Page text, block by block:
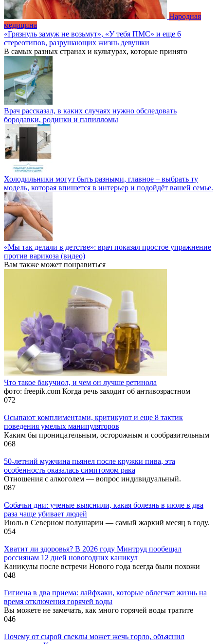
Народная
медицина
«Грязнуль замуж не возьмут», «У тебя ПМС» и еще 6
стереотипов, разрушающих жизнь девушки
В самых разных странах и культурах, которые принято
Врач рассказал, в каких случаях нужно обследовать
бородавки, родинки и папилломы
Холодильники могут быть разными, главное – выбрать ту
модель, которая впишется в интерьер и подойдёт вашей семье.
«Мы так делали в детстве»: врач показал простое упражнение
против варикоза (видео)
Вам также может понравиться
Что такое бакучиол, и чем он лучше ретинола
фото: freepik.com Когда речь заходит об антивозрастном
072
Осыпают комплиментами, критикуют и еще 8 тактик
поведения умелых манипуляторов
Каким бы проницательным, осторожным и сообразительным
068
50-летний мужчина пьянел после кружки пива, эта
особенность оказалась симптомом рака
Отношения с алкоголем — вопрос индивидуальный.
087
Собачьи дни: ученые выяснили, какая болезнь в июле в два
раза чаще убивает людей
Июль в Северном полушарии — самый жаркий месяц в году.
054
Хватит ли здоровья? В 2026 году Минтруд пообещал
россиянам 12 дней новогодних каникул
Каникулы после встречи Нового года всегда были похожи
048
Гигиена в два приема: лайфхаки, которые облегчат жизнь на
время отключения горячей воды
Вы можете не замечать, как много горячей воды тратите
046
Почему от сырой свеклы может жечь горло, объяснил